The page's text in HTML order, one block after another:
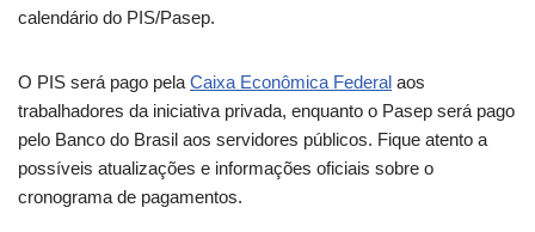
calendário do PIS/Pasep.
O PIS será pago pela Caixa Econômica Federal aos
trabalhadores da iniciativa privada, enquanto o Pasep será pago
pelo Banco do Brasil aos servidores públicos. Fique atento a
possíveis atualizações e informações oficiais sobre o
cronograma de pagamentos.